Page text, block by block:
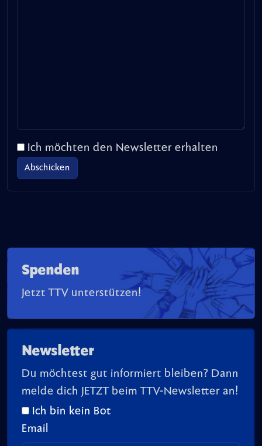
Ich möchten den Newsletter erhalten
Spenden
Jetzt TTV unterstützen!
Newsletter
Du möchtest gut informiert bleiben? Dann
melde dich JETZT beim TTV-Newsletter an!
Ich bin kein Bot
Email